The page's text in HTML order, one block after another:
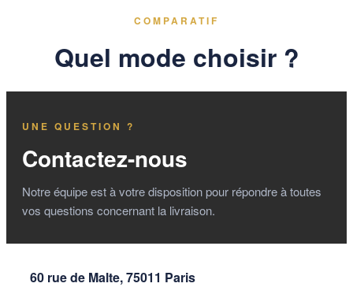
COMPARATIF
Quel mode choisir ?
UNE QUESTION ?
Contactez-nous
Notre équipe est à votre disposition pour répondre à toutes
vos questions concernant la livraison.
60 rue de Malte, 75011 Paris